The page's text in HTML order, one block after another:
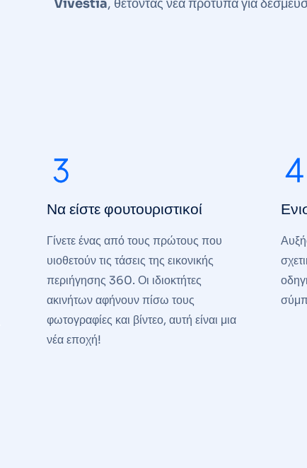
Vivestia, θέτοντας νέα πρότυπα για
Να είστε φουτουριστικοί
Γίνετε ένας από τους πρώτους που
υιοθετούν τις τάσεις της εικονικής
περιήγησης 360. Οι ιδιοκτήτες
ακινήτων αφήνουν πίσω τους
φωτογραφίες και βίντεο, αυτή είναι μια
νέα εποχή!